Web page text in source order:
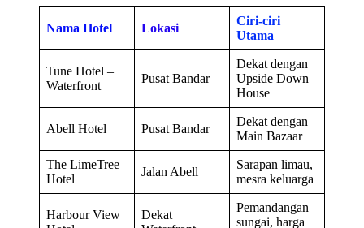
Nama Hotel Lokasi
Ciri-ciri
Utama
Tune Hotel –
Waterfront
Pusat Bandar
Dekat dengan
Upside Down
House
Abell Hotel Pusat Bandar
Dekat dengan
Main Bazaar
The LimeTree
Hotel
Jalan Abell
Sarapan limau,
mesra keluarga
Harbour View
Dekat
Pemandangan
sungai, harga